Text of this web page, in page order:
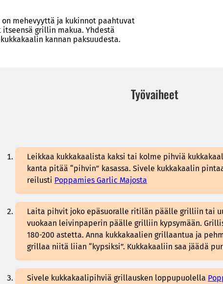
mehevyyttä ja kukinnot paahtuvat
grillin makua. Yhdestä
kannan paksuudesta.
Työvaiheet
Leikkaa kukkakaalista kaksi tai kolme pihviä
kanta pitää “pihvin” kasassa. Sivele kukkakaalin
reilusti Poppamies Garlic Majosta
Laita pihvit joko epäsuoralle ritilän päälle grilliin tai
vuokaan leivinpaperin päälle grilliin kypsymään.
180-200 astetta. Anna kukkakaalien grillaantua ja
grillaa niitä liian “kypsiksi”. Kukkakaaliin saa jäädä
Sivele kukkakaalipihviä grillausken loppupuolella